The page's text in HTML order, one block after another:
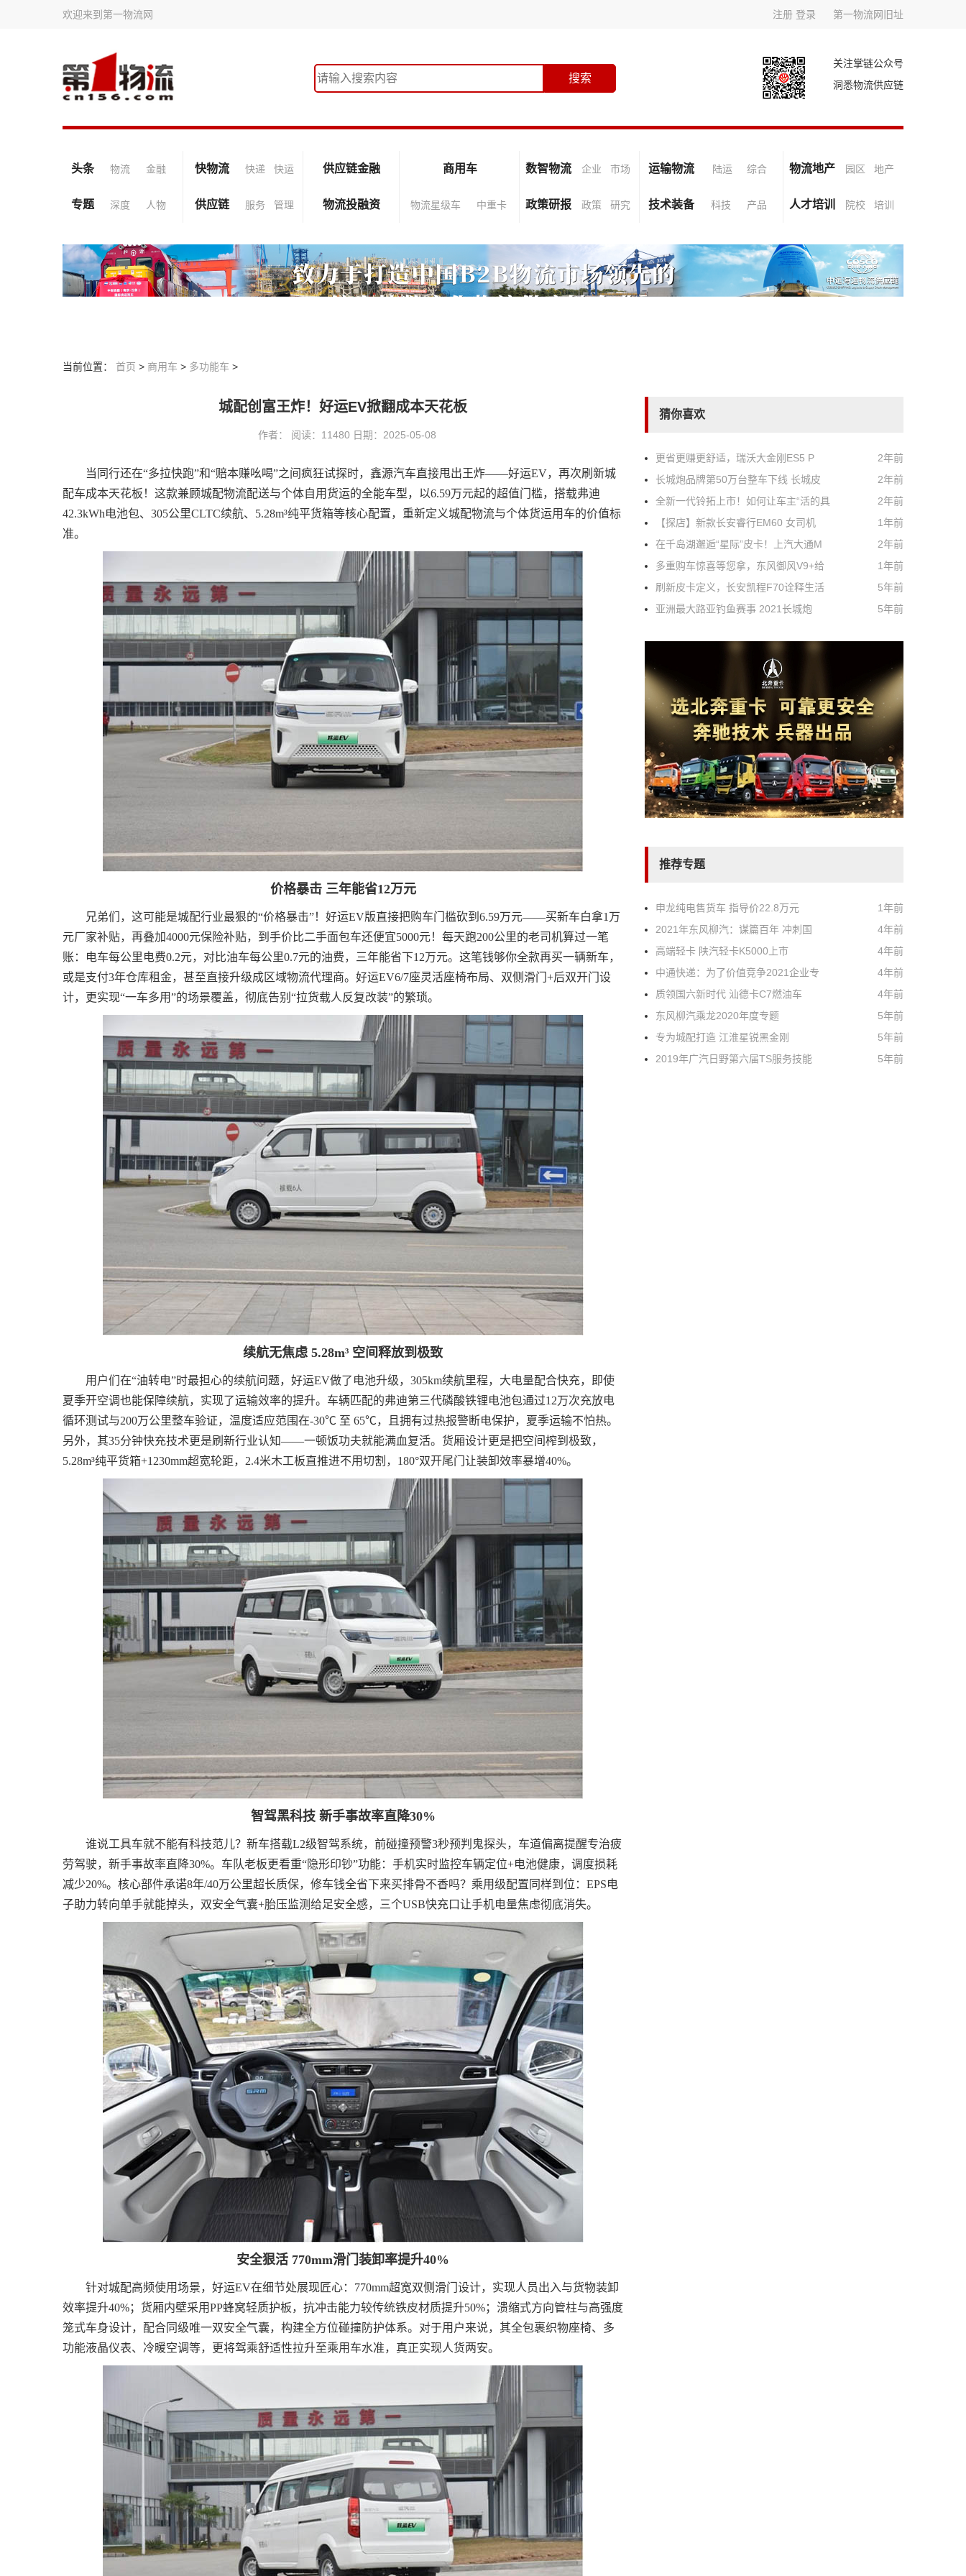
欢迎来到第一物流网 注册 登录 第一物流网旧址
关注掌链公众号
洞悉物流供应链
头条 物流 金融 快物流 快递 快运 供应链金融 商用车 数智物流 企业 市场 运输物流 陆运 综合 物流地产 园区 地产
专题 深度 人物 供应链 服务 管理 物流投融资 物流星级车 中重卡 政策研报 政策 研究 技术装备 科技 产品 人才培训 院校 培训
当前位置： 首页 > 商用车 > 多功能车 >
城配创富王炸！好运EV掀翻成本天花板
作者： 阅读：11480 日期：2025-05-08
当同行还在“多拉快跑”和“赔本赚吆喝”之间疯狂试探时，鑫源汽车直接甩出王炸——好运EV，再次刷新城
配车成本天花板！这款兼顾城配物流配送与个体自用货运的全能车型，以6.59万元起的超值门槛，搭载弗迪
42.3kWh电池包、305公里CLTC续航、5.28m³纯平货箱等核心配置，重新定义城配物流与个体货运用车的价值标
准。
价格暴击 三年能省12万元
兄弟们，这可能是城配行业最狠的“价格暴击”！好运EV版直接把购车门槛砍到6.59万元——买新车白拿1万
元厂家补贴，再叠加4000元保险补贴，到手价比二手面包车还便宜5000元！每天跑200公里的老司机算过一笔
账：电车每公里电费0.2元，对比油车每公里0.7元的油费，三年能省下12万元。这笔钱够你全款再买一辆新车，
或是支付3年仓库租金，甚至直接升级成区域物流代理商。好运EV6/7座灵活座椅布局、双侧滑门+后双开门设
计，更实现“一车多用”的场景覆盖，彻底告别“拉货载人反复改装”的繁琐。
续航无焦虑 5.28m³ 空间释放到极致
用户们在“油转电”时最担心的续航问题，好运EV做了电池升级，305km续航里程，大电量配合快充，即使
夏季开空调也能保障续航，实现了运输效率的提升。车辆匹配的弗迪第三代磷酸铁锂电池包通过12万次充放电
循环测试与200万公里整车验证，温度适应范围在-30℃ 至 65℃，且拥有过热报警断电保护，夏季运输不怕热。
另外，其35分钟快充技术更是刷新行业认知——一顿饭功夫就能满血复活。货厢设计更是把空间榨到极致，
5.28m³纯平货箱+1230mm超宽轮距，2.4米木工板直推进不用切割，180°双开尾门让装卸效率暴增40%。
智驾黑科技 新手事故率直降30%
谁说工具车就不能有科技范儿？新车搭载L2级智驾系统，前碰撞预警3秒预判鬼探头，车道偏离提醒专治疲
劳驾驶，新手事故率直降30%。车队老板更看重“隐形印钞”功能：手机实时监控车辆定位+电池健康，调度损耗
减少20%。核心部件承诺8年/40万公里超长质保，修车钱全省下来买排骨不香吗？乘用级配置同样到位：EPS电
子助力转向单手就能掉头，双安全气囊+胎压监测给足安全感，三个USB快充口让手机电量焦虑彻底消失。
安全狠活 770mm滑门装卸率提升40%
针对城配高频使用场景，好运EV在细节处展现匠心：770mm超宽双侧滑门设计，实现人员出入与货物装卸
效率提升40%；货厢内壁采用PP蜂窝轻质护板，抗冲击能力较传统铁皮材质提升50%；溃缩式方向管柱与高强度
笼式车身设计，配合同级唯一双安全气囊，构建全方位碰撞防护体系。对于用户来说，其全包裹织物座椅、多
功能液晶仪表、冷暖空调等，更将驾乘舒适性拉升至乘用车水准，真正实现人货两安。
猜你喜欢
更省更赚更舒适，瑞沃大金刚ES5 P
2年前
长城炮品牌第50万台整车下线 长城皮
2年前
全新一代铃拓上市！如何让车主“活的具
2年前
【探店】新款长安睿行EM60 女司机
1年前
在千岛湖邂逅“星际”皮卡！上汽大通M
2年前
多重购车惊喜等您拿，东风御风V9+给
1年前
刷新皮卡定义，长安凯程F70诠释生活
5年前
亚洲最大路亚钓鱼赛事 2021长城炮
5年前
推荐专题
申龙纯电售货车 指导价22.8万元
1年前
2021年东风柳汽：谋篇百年 冲刺国
4年前
高端轻卡 陕汽轻卡K5000上市
4年前
中通快递：为了价值竞争2021企业专
4年前
质领国六新时代 汕德卡C7燃油车
4年前
东风柳汽乘龙2020年度专题
5年前
专为城配打造 江淮星锐黑金刚
5年前
2019年广汽日野第六届TS服务技能
5年前